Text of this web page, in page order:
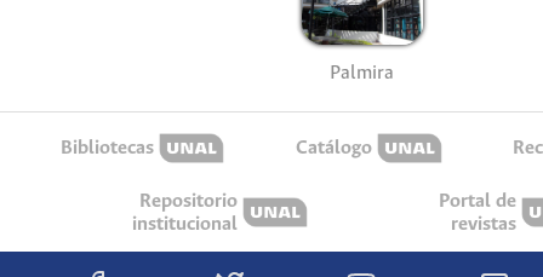
Palmira
Bibliotecas Catálogo
Repositorio
institucional
Portal de
revistas